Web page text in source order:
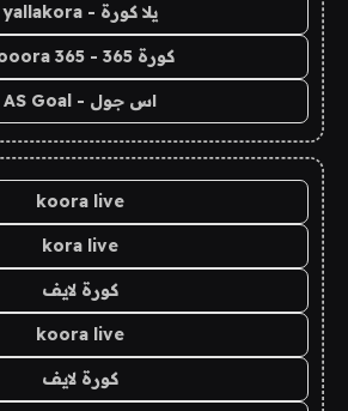
يلا كورة - yallakora
كورة 365 - kooora 365
اس جول - AS Goal
koora live
kora live
كورة لايف
koora live
كورة لايف